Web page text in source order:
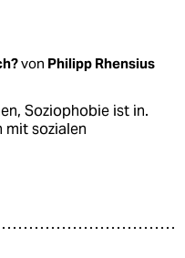
von Philipp Rhensius
Soziophobie ist in.
mit sozialen